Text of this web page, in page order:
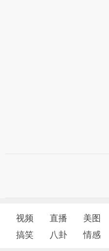
视频 直播 美图
搞笑
八卦 情感